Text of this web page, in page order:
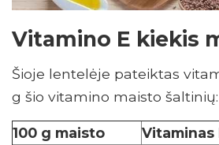
Vitamino E kiekis
Šioje lentelėje pateiktas
g šio vitamino maisto šaltinių:
100 g maisto
Vitaminas